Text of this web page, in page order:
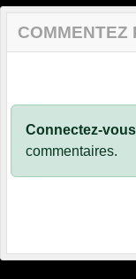
COMMENTEZ
Connectez-vous
commentaires.